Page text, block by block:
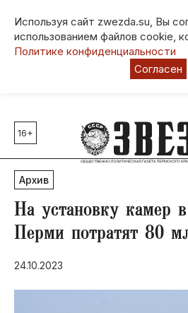
Используя сайт zwezda.su, Вы
использованием файлов cookie,
Политике конфиденциальности
Согласен
Главные темы
80 лет Победы
Молодежная столица РФ
СВО
Выборы в Пермском крае
Социальная поддержка
Инфраструктура
Благоустройство
16+
Архив
На установку камер
Перми потратят 80
24.10.2023